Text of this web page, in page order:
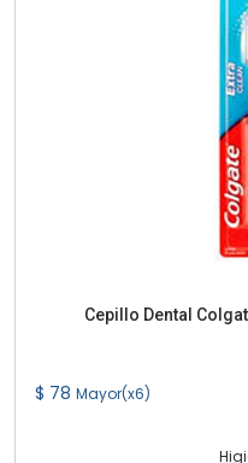
Cepillo Dental
$ 78 Mayor(x6)